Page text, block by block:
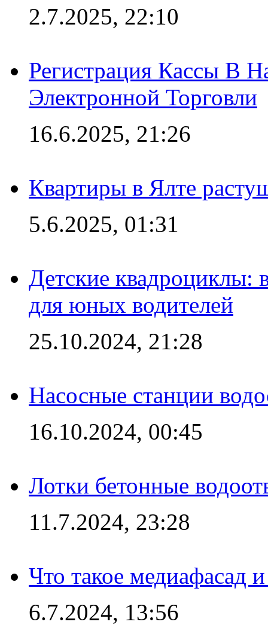
2.7.2025, 22:10
Регистрация Кассы В
Электронной Торговли
16.6.2025, 21:26
Квартиры в Ялте
5.6.2025, 01:31
Детские квадроциклы:
для юных водителей
25.10.2024, 21:28
Насосные станции
16.10.2024, 00:45
Лотки бетонные
11.7.2024, 23:28
Что такое медиафасад
6.7.2024, 13:56